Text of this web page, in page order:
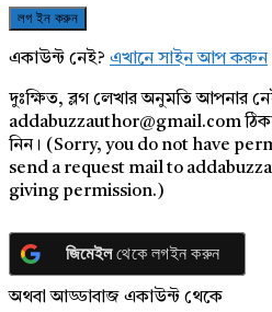
একাউন্ট নেই? এখানে সাইন আপ করুন
দুঃক্ষিত, ব্লগ লেখার অনুমতি আপনার
addabuzzauthor@gmail.com
নিন। (Sorry, you do not have
send a request mail to
giving permission.)
জিমেইলথেকে লগইন করুন
অথবা আড্ডাবাজ একাউন্ট থেকে